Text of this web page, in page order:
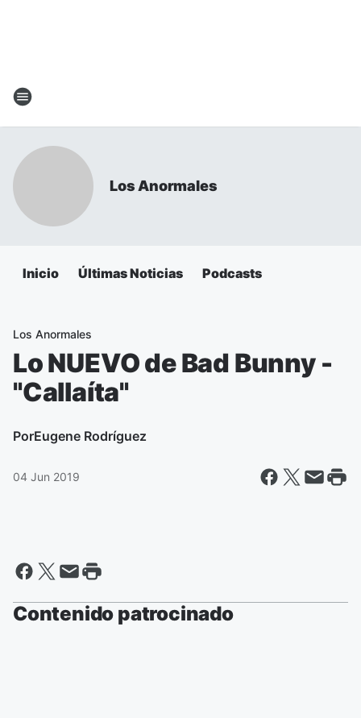
Los Anormales
Inicio Últimas Noticias Podcasts
Los Anormales
Lo NUEVO de Bad Bunny -
"Callaíta"
PorEugene Rodríguez
04 Jun 2019
Contenido patrocinado